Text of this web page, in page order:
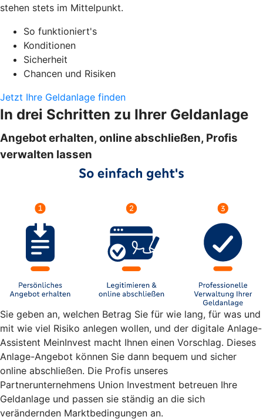
stehen stets im Mittelpunkt.
So funktioniert's
Konditionen
Sicherheit
Chancen und Risiken
Jetzt Ihre Geldanlage finden
In drei Schritten zu Ihrer Geldanlage
Angebot erhalten, online abschließen, Profis
verwalten lassen
Sie geben an, welchen Betrag Sie für wie lang, für was und
mit wie viel Risiko anlegen wollen, und der digitale Anlage-
Assistent MeinInvest macht Ihnen einen Vorschlag. Dieses
Anlage-Angebot können Sie dann bequem und sicher
online abschließen. Die Profis unseres
Partnerunternehmens Union Investment betreuen Ihre
Geldanlage und passen sie ständig an die sich
verändernden Marktbedingungen an.